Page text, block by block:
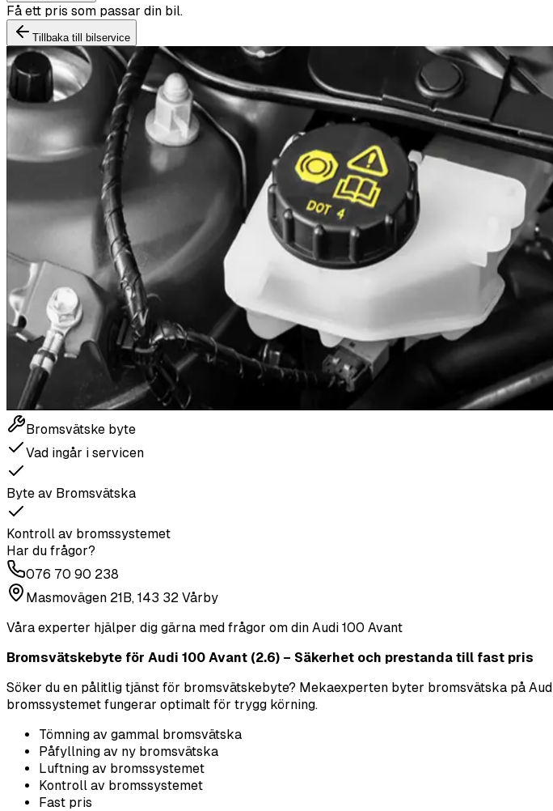
Boka däckbyte eller montering inför vintern.
Tillbaka till bilservice
Bromsvätske byte
Vad ingår i servicen
Byte av Bromsvätska
Kontroll av bromssystemet
Har du frågor?
076 70 90 238
Masmovägen 21B, 143 32 Vårby
Våra experter hjälper dig gärna med frågor om din Audi 100 Avant
Bromsvätskebyte för Audi 100 Avant (2.6) – Säkerhet och prestanda till fast pris
Söker du en pålitlig tjänst för bromsvätskebyte? Mekaexperten byter bromsvätska på
bromssystemet fungerar optimalt för trygg körning.
Tömning av gammal bromsvätska
Påfyllning av ny bromsvätska
Luftning av bromssystemet
Kontroll av bromssystemet
Fast pris